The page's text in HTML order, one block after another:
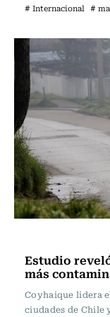
# Internacional #
Estudio
más
Coyhaique lidera
ciudades de Chile